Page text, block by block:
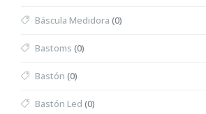
Báscula Medidora (0)
Bastoms (0)
Bastón (0)
Bastón Led (0)